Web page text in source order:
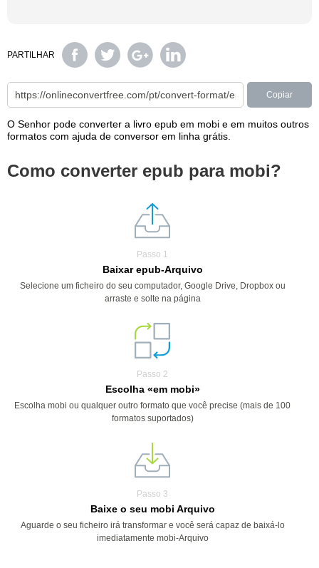
PARTILHAR
Copiar
O Senhor pode converter a livro epub em mobi e em muitos outros
formatos com ajuda de conversor em linha grátis.
Como converter epub para mobi?
Passo 1
Baixar epub-Arquivo
Selecione um ficheiro do seu computador, Google Drive, Dropbox ou
arraste e solte na página
Passo 2
Escolha «em mobi»
Escolha mobi ou qualquer outro formato que você precise (mais de 100
formatos suportados)
Passo 3
Baixe o seu mobi Arquivo
Aguarde o seu ficheiro irá transformar e você será capaz de baixá-lo
imediatamente mobi-Arquivo